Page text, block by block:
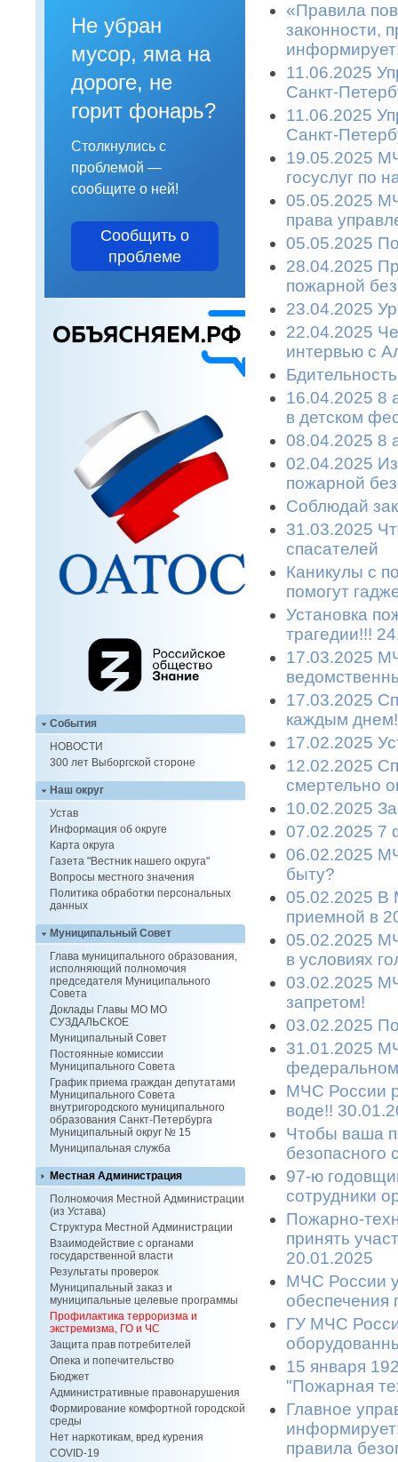
Не убран
мусор, яма на
дороге, не
горит фонарь?
Столкнулись с
проблемой —
сообщите о ней!
Сообщить о
проблеме
События
НОВОСТИ
300 лет Выборгской стороне
Наш округ
Устав
Информация об округе
Карта округа
Газета "Вестник нашего округа"
Вопросы местного значения
Политика обработки персональных
данных
Муниципальный Совет
Глава муниципального образования,
исполняющий полномочия
председателя Муниципального
Совета
Доклады Главы МО МО
СУЗДАЛЬСКОЕ
Муниципальный Совет
Постоянные комиссии
Муниципального Совета
График приема граждан депутатами
Муниципального Совета
внутригородского муниципального
образования Санкт-Петербурга
Муниципальный округ № 15
Муниципальная служба
Местная Администрация
Полномочия Местной Администрации
(из Устава)
Структура Местной Администрации
Взаимодействие с органами
государственной власти
Результаты проверок
Муниципальный заказ и
муниципальные целевые программы
Профилактика терроризма и
экстремизма, ГО и ЧС
Защита прав потребителей
Опека и попечительство
Бюджет
Административные правонарушения
Формирование комфортной городской
среды
Нет наркотикам, вред курения
COVID-19
«Правила
законности,
11.06.2025
Санкт-
11.06.2025
Санкт-
19.05.2025
госуслуг по
05.05.2025
права
05.05.2025
28.04.2025
пожарной
23.04.2025
22.04.2025
интервью с
16.04.2025 8
в детском
08.04.2025 8
02.04.2025
пожарной
Соблюдай
31.03.2025
спасателей
Каникулы с
помогут
Установка
трагедии!!!
17.03.2025
17.03.2025
каждым днем!
17.02.2025
12.02.2025
смертельно
10.02.2025
07.02.2025 7
06.02.2025
быту?
05.02.2025 В
приемной в
05.02.2025
в условиях
03.02.2025
запретом!
03.02.2025
31.01.2025
МЧС России
воде!!
Чтобы ваша
безопасного
97-ю
сотрудники
Пожарно-
принять
20.01.2025
МЧС России
обеспечения
ГУ МЧС
15 января
"Пожарная
Главное
правила